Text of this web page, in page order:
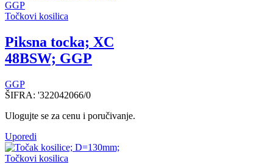
Točkovi kosilica
Piksna tocka; XC
48BSW; GGP
GGP
ŠIFRA: '322042066/0
Ulogujte se za cenu i poručivanje.
Uporedi
Točkovi kosilica